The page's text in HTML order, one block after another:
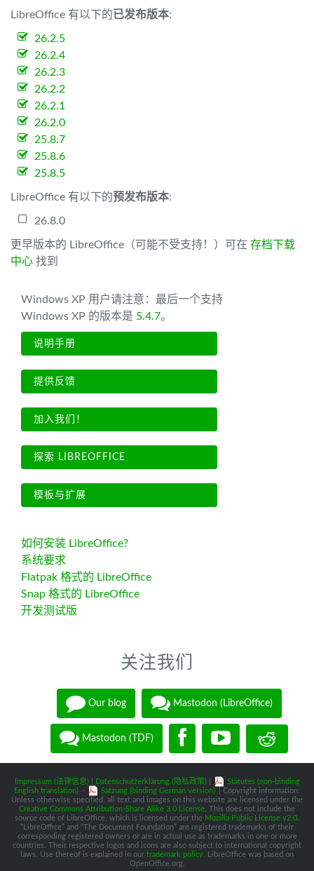
LibreOffice 有以下的已发布版本:
26.2.5
26.2.4
26.2.3
26.2.2
26.2.1
26.2.0
25.8.7
25.8.6
25.8.5
LibreOffice 有以下的预发布版本:
26.8.0
更早版本的 LibreOffice（可能不受支持！）可在 存档下载
中心 找到
Windows XP 用户请注意：最后一个支持
Windows XP 的版本是 5.4.7。
说明手册
提供反馈
加入我们！
探索 LIBREOFFICE
模板与扩展
如何安装 LibreOffice?
系统要求
Flatpak 格式的 LibreOffice
Snap 格式的 LibreOffice
开发测试版
关注我们
Our blog Mastodon (LibreOffice)
Mastodon (TDF)
Impressum (法律信息)| Datenschutzerklärung (隐私政策)|
Statutes (non-binding
English translation) - Satzung (binding German version)
| Copyright information:
Unless otherwise specified, all text and images on this website are licensed under the
Creative Commons Attribution-Share Alike 3.0 License . This does not include the
source code of LibreOffice, which is licensed under the Mozilla Public License v2.0
“LibreOffice” and “The Document Foundation” are registered trademarks of their
corresponding registered owners or are in actual use as trademarks in one or more
countries. Their respective logos and icons are also subject to international copyright
laws. Use thereof is explained in our trademark policy . LibreOffice was based on
OpenOffice.org.